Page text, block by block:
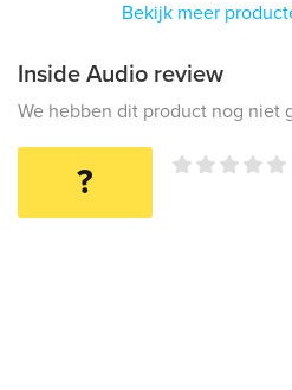
Bekijk meer
Inside Audio review
We hebben dit product nog niet
?